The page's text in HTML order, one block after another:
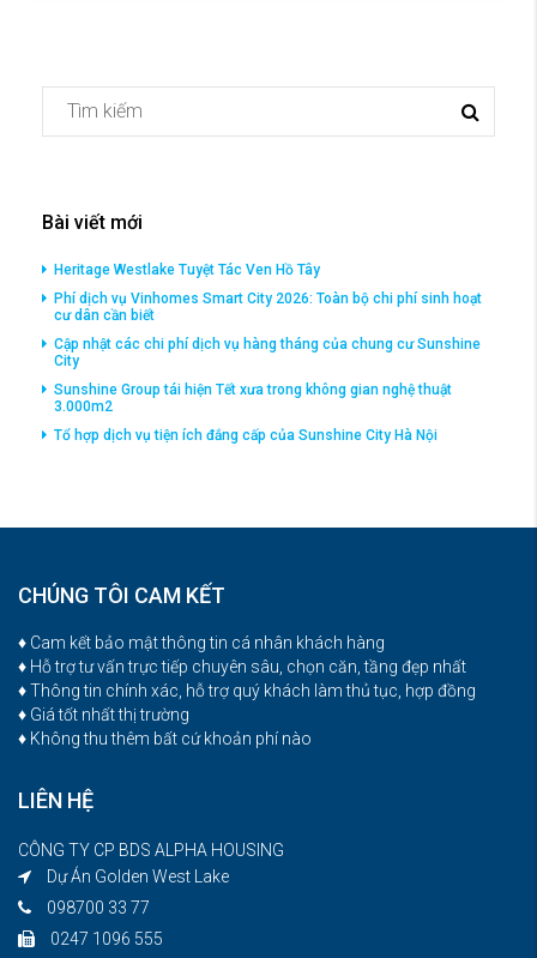
Bài viết mới
Heritage Westlake Tuyệt Tác Ven Hồ Tây
Phí dịch vụ Vinhomes Smart City 2026: Toàn bộ chi phí sinh hoạt
cư dân cần biết
Cập nhật các chi phí dịch vụ hàng tháng của chung cư Sunshine
City
Sunshine Group tái hiện Tết xưa trong không gian nghệ thuật
3.000m2
Tổ hợp dịch vụ tiện ích đắng cấp của Sunshine City Hà Nội
CHÚNG TÔI CAM KẾT
♦ Cam kết bảo mật thông tin cá nhân khách hàng
♦ Hỗ trợ tư vấn trực tiếp chuyên sâu, chọn căn, tầng đẹp nhất
♦ Thông tin chính xác, hỗ trợ quý khách làm thủ tục, hợp đồng
♦ Giá tốt nhất thị trường
♦ Không thu thêm bất cứ khoản phí nào
LIÊN HỆ
CÔNG TY CP BDS ALPHA HOUSING
Dự Án Golden West Lake
098700 33 77
0247 1096 555